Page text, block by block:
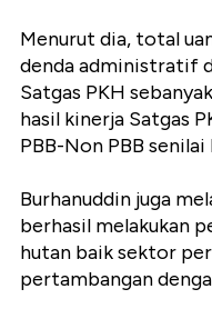
Menurut dia, total
denda administratif
Satgas PKH
hasil kinerja Satgas
PBB-Non PBB senilai
Burhanuddin juga
berhasil melakukan
hutan baik sektor
pertambangan